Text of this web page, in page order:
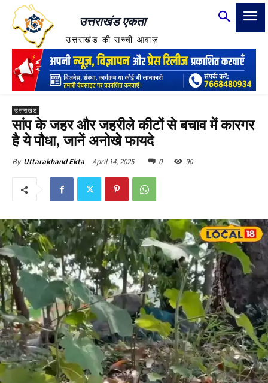
उत्तराखंड एकता
उत्तराखंड की सच्ची आवाज़
उत्तराखंड
सांप के जहर और जहरीले कीटों से बचाव में कारगर
है ये पौधा, जानें अनोखे फायदे
By Uttarakhand Ekta April 14, 2025 0 90